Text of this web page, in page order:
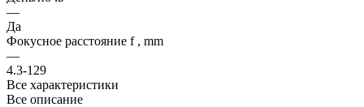
—
Да
Фокусное расстояние f , mm
—
4.3-129
Все характеристики
Все описание